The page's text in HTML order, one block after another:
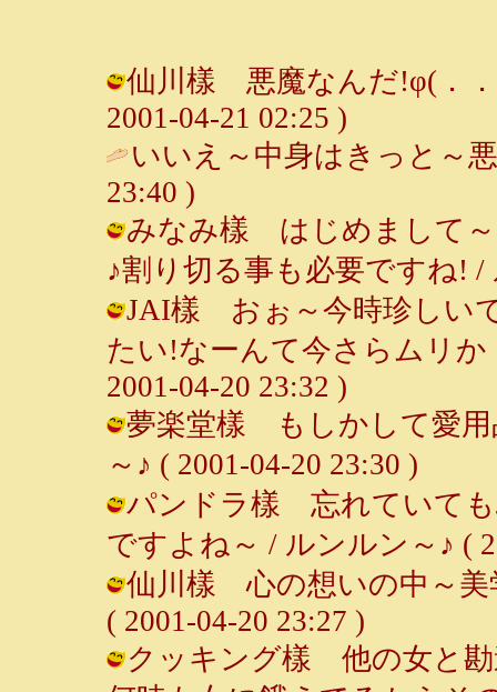
仙川樣 悪魔なんだ!φ(．
2001-04-21 02:25 )
いいえ～中身はきっと
23:40 )
みなみ樣 はじめまして
♪割り切る事も必要ですね! /
JAI樣 おぉ～今時珍しい
たい!なーんて今さらムリ
2001-04-20 23:32 )
夢楽堂樣 もしかして愛用
～♪ ( 2001-04-20 23:30 )
パンドラ樣 忘れていて
ですよね～ / ルンルン～♪ (
仙川樣 心の想いの中～美
( 2001-04-20 23:27 )
クッキング樣 他の女と